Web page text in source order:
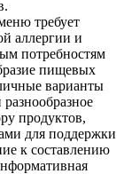
требует
аллергии и
потребностям
пищевых
варианты
продуктов,
для поддержки
к составлению